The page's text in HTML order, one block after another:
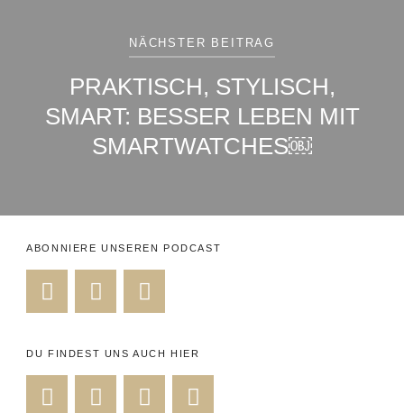
NÄCHSTER BEITRAG
PRAKTISCH, STYLISCH,
SMART: BESSER LEBEN MIT
SMARTWATCHES￼
ABONNIERE UNSEREN PODCAST
DU FINDEST UNS AUCH HIER